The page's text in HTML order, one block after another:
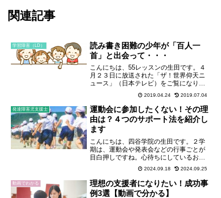
関連記事
学習障害（LD）
読み書き困難の少年が「百人一
首」と出会って・・・
こんにちは、55レッスンの生田です。４
月２３日に放送された「ザ！世界仰天ニ
ュース」（日本テレビ）をご覧になりま
したか？「読み書き障害（ディスレクシ
ア）」の少年が「競技かるた」の最高等
級A級に上り詰めるというストーリーでし
た。▼「ザ！世界仰天...
2019.04.24 2019.07.04
発達障害児支援士
運動会に参加したくない！その理
由は？４つのサポート法を紹介し
ます
こんにちは、四谷学院の生田です。２学
期は、運動会や発表会などの行事ごとが
目白押しですね。心待ちにしているお子
さんもいれば、なかには「参加したくな
い」というお子さんもいらっしゃるかも
しれません。この「参加したくない」に
は、実はいろいろな理由が...
2024.09.18 2024.09.25
動画でわかる
理想の支援者になりたい！成功事
例3選【動画で分かる】